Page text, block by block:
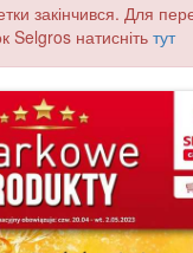
закінчився. Для
Selgros натисніть тут